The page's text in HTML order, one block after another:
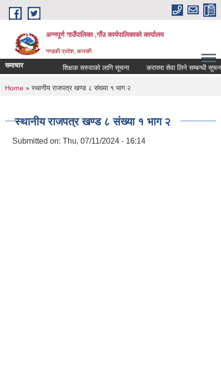
Skip to main content
अन्नपूर्ण गाउँपालिका ,गाँउ कार्यपालिकाको कार्यालय
गण्डकी प्रदेश, कास्की
समाचार शिक्षक सरुवाको लागि सूचना करारमा सेवा लिने सम्बन्धी सूचना ।
You are here
Home » स्थानीय राजपत्र खण्ड ८ संख्या १ भाग २
स्थानीय राजपत्र खण्ड ८ संख्या १ भाग २
Submitted on: Thu, 07/11/2024 - 16:14